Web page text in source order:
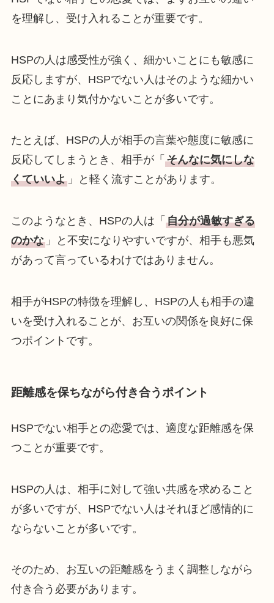
を理解し、受け入れることが重要です。
HSPの人は感受性が強く、細かいことにも敏感に
反応しますが、HSPでない人はそのような細かい
ことにあまり気付かないことが多いです。
たとえば、HSPの人が相手の言葉や態度に敏感に
反応してしまうとき、相手が「 そんなに気にしな
くていいよ」と軽く流すことがあります。
このようなとき、HSPの人は「 自分が過敏すぎる
のかな」と不安になりやすいですが、相手も悪気
があって言っているわけではありません。
相手がHSPの特徴を理解し、HSPの人も相手の違
いを受け入れることが、お互いの関係を良好に保
つポイントです。
距離感を保ちながら付き合うポイント
HSPでない相手との恋愛では、適度な距離感を保
つことが重要です。
HSPの人は、相手に対して強い共感を求めること
が多いですが、HSPでない人はそれほど感情的に
ならないことが多いです。
そのため、お互いの距離感をうまく調整しながら
付き合う必要があります。